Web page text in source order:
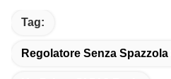
Tag:
Regolatore Senza